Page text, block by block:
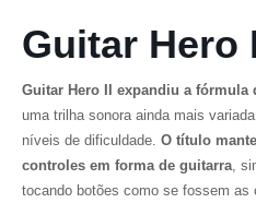
Guitar Hero
Guitar Hero II expandiu a fórmula
uma trilha sonora ainda mais
níveis de dificuldade. O título
controles em forma de guitarra,
tocando botões como se fossem as